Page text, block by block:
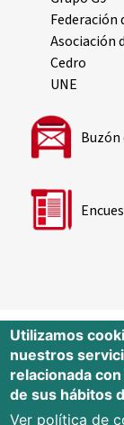
Federación
Asociación
Cedro
UNE
Buzón
Editorial
Edificio
Avda. Los
Utilizamos
nuestros
relacionada
de sus hábitos
Ver política de